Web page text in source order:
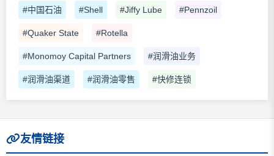
#中国石油 #Shell #Jiffy Lube #Pennzoil
#Quaker State #Rotella
#Monomoy Capital Partners #润滑油业务
#润滑油渠道 #润滑油零售 #快修连锁
友情链接